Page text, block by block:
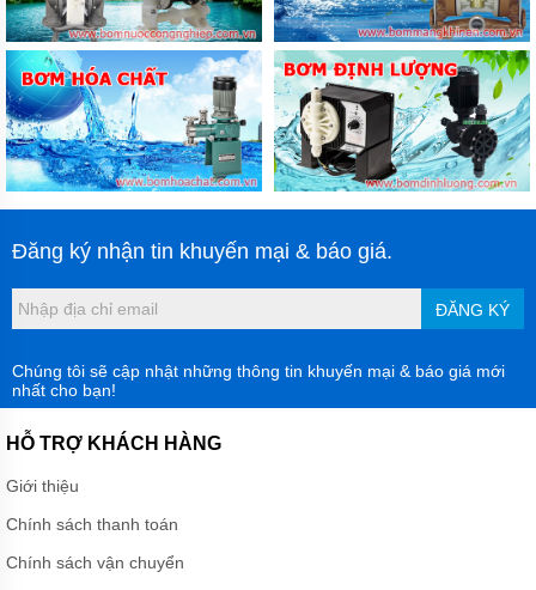
Đăng ký nhận tin khuyến mại & báo giá.
ĐĂNG KÝ
Chúng tôi sẽ cập nhật những thông tin khuyến mại & báo giá mới
nhất cho bạn!
HỖ TRỢ KHÁCH HÀNG
Giới thiệu
Chính sách thanh toán
Chính sách vận chuyển